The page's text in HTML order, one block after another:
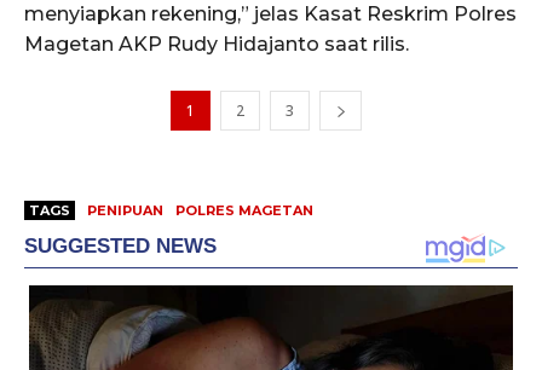
menyiapkan rekening,” jelas Kasat Reskrim Polres
Magetan AKP Rudy Hidajanto saat rilis.
1 2 3
TAGS PENIPUAN POLRES MAGETAN